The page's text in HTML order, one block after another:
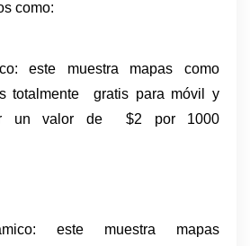
como:
este muestra mapas como
totalmente  gratis para móvil y
un valor de  $2 por 1000
este muestra mapas